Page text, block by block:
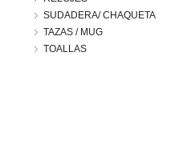
SUDADERA/ CHAQUETA
TAZAS / MUG
TOALLAS